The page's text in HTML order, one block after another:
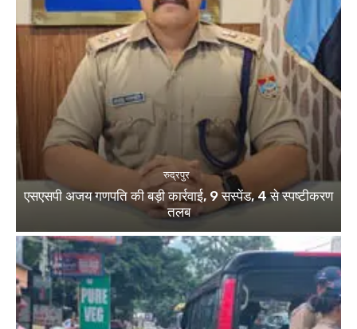
रुद्रपुर
एसएसपी अजय गणपति की बड़ी कार्रवाई, 9 सस्पेंड, 4 से स्पष्टीकरण
तलब